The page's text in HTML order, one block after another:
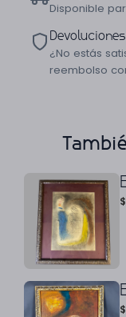
Disponible
¿No estás
reembolso
$
$